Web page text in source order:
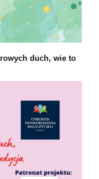
duch, wie to